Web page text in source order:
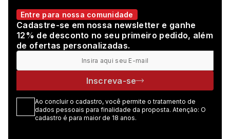
Entre para nossa comunidade
Cadastre-se em nossa newsletter e ganhe
12% de desconto no seu primeiro pedido, além
de ofertas personalizadas.
Inscreva-se
Ao concluir o cadastro, você permite o tratamento de
dados pessoais para finalidade da proposta. Atenção: O
cadastro é para maior de 18 anos.